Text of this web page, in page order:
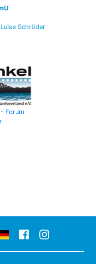
Schröder
Forum